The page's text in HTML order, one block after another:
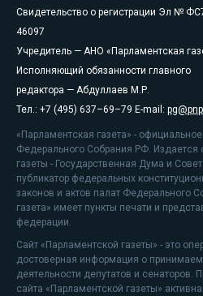
Свидетельство о регистрации Эл №
46097
Учредитель — АНО «Парламентская
Исполняющий обязанности главного
редактора — Абдуллаев М.Р.
Тел.: +7 (495) 637–69–79 E-mail:
«Парламентская газета» -
Федерального Собрания РФ. Издается
газеты - Государственная Дума и
публикатор федеральных
законов и актов палат Федерального
газета» имеет пункты печати и
федерации.
Сайт «Парламентской газеты» - это
достоверная информация о
деятельности депутатов и сенаторов.
сайта «Парламентской газеты»